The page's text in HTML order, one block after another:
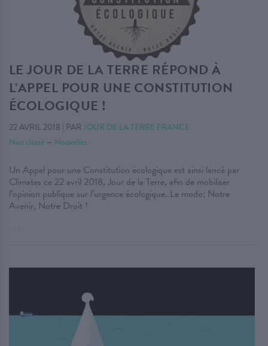
LE JOUR DE LA TERRE RÉPOND À
L’APPEL POUR UNE CONSTITUTION
ÉCOLOGIQUE !
22 AVRIL 2018 | PAR JOUR DE LA TERRE FRANCE
Non classé — Nouvelles
Un Appel pour une Constitution écologique est ainsi lancé par
Climates ce 22 avril 2018, Jour de la Terre, afin de mobiliser
l’opinion publique sur l’urgence écologique. Le modo: Notre
Avenir, Notre Droit !
. . .